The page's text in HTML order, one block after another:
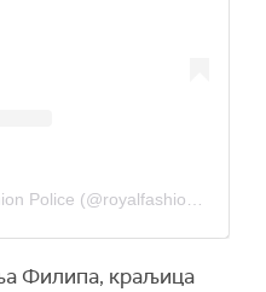
Филипа, краљица